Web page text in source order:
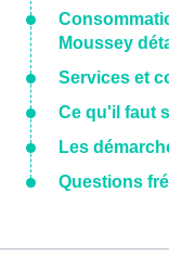
Moussey
Services et
Ce qu'il faut
Les
Questions